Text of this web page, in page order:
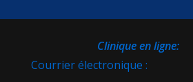
:Clinique en ligne
Courrier électronique :